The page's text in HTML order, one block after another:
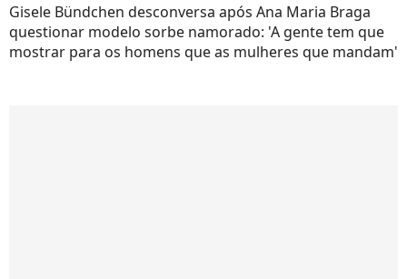
Gisele Bündchen desconversa após Ana Maria Braga
questionar modelo sorbe namorado: 'A gente tem que
mostrar para os homens que as mulheres que mandam'